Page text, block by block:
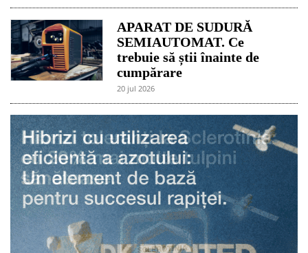
APARAT DE SUDURĂ
SEMIAUTOMAT. Ce
trebuie să știi înainte de
cumpărare
20 jul 2026